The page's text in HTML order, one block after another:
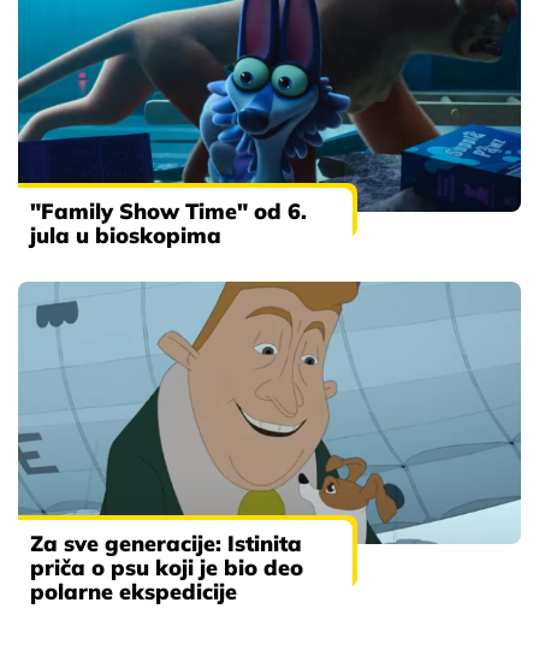
"Family Show Time" od 6.
jula u bioskopima
Za sve generacije: Istinita
priča o psu koji je bio deo
polarne ekspedicije